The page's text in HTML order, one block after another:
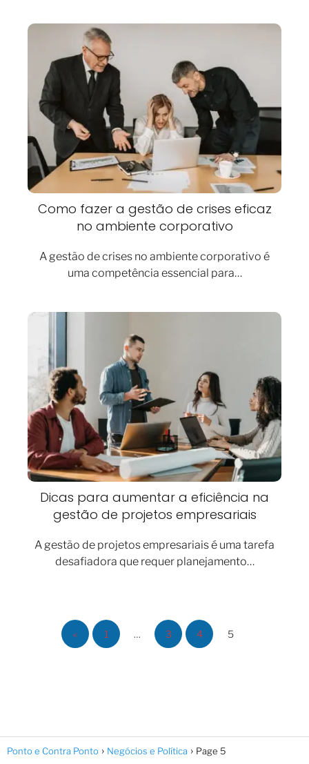
Como fazer a gestão de crises eficaz
no ambiente corporativo
A gestão de crises no ambiente corporativo é
uma competência essencial para…
Dicas para aumentar a eficiência na
gestão de projetos empresariais
A gestão de projetos empresariais é uma tarefa
desafiadora que requer planejamento…
« 1 … 3 4 5
Ponto e Contra Ponto Negócios e Política Page 5